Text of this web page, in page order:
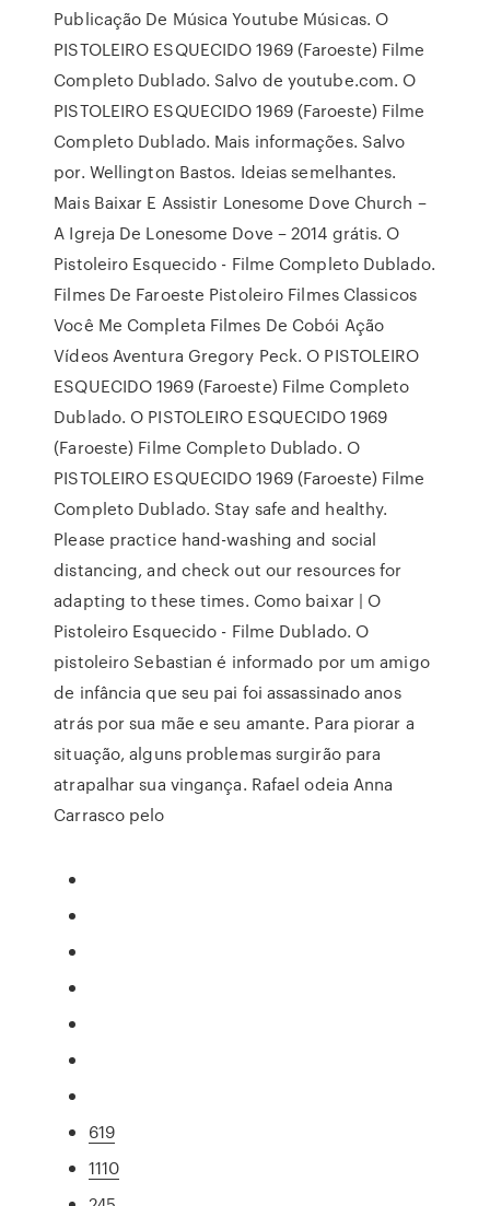
Publicação De Música Youtube Músicas. O
PISTOLEIRO ESQUECIDO 1969 (Faroeste) Filme
Completo Dublado. Salvo de youtube.com. O
PISTOLEIRO ESQUECIDO 1969 (Faroeste) Filme
Completo Dublado. Mais informações. Salvo
por. Wellington Bastos. Ideias semelhantes.
Mais Baixar E Assistir Lonesome Dove Church –
A Igreja De Lonesome Dove – 2014 grátis. O
Pistoleiro Esquecido - Filme Completo Dublado.
Filmes De Faroeste Pistoleiro Filmes Classicos
Você Me Completa Filmes De Cobói Ação
Vídeos Aventura Gregory Peck. O PISTOLEIRO
ESQUECIDO 1969 (Faroeste) Filme Completo
Dublado. O PISTOLEIRO ESQUECIDO 1969
(Faroeste) Filme Completo Dublado. O
PISTOLEIRO ESQUECIDO 1969 (Faroeste) Filme
Completo Dublado. Stay safe and healthy.
Please practice hand-washing and social
distancing, and check out our resources for
adapting to these times. Como baixar | O
Pistoleiro Esquecido - Filme Dublado. O
pistoleiro Sebastian é informado por um amigo
de infância que seu pai foi assassinado anos
atrás por sua mãe e seu amante. Para piorar a
situação, alguns problemas surgirão para
atrapalhar sua vingança. Rafael odeia Anna
Carrasco pelo
619
1110